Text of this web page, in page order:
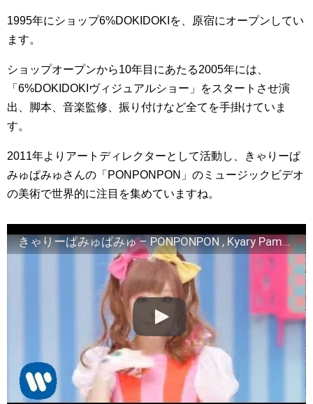
1995年にショップ6%DOKIDOKIを、原宿にオープンしてい
ます。
ショップオープンから10年目にあたる2005年には、
「6%DOKIDOKIヴィジュアルショー」をスタートさせ演
出、脚本、音楽監修、振り付けなど全てを手掛けていま
す。
2011年よりアートディレクターとして活動し、きゃりーぱ
みゅぱみゅさんの「PONPONPON」のミュージックビデオ
の美術で世界的に注目を集めていますね。
きゃりーぱみゅぱみゅ – PONPONPON , Kyary Pamyu Pamyu – PONPONPON